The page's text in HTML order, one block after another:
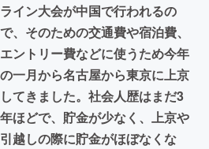
CAMPFIRE for Social Good
CAMPFIREふるさと納税
ライン大会が中国で行われるの
で、そのための交通費や宿泊費、
エントリー費などに使うため今年
の一月から名古屋から東京に上京
してきました。社会人歴はまだ3
年ほどで、貯金が少なく、上京や
引越しの際に貯金がほぼなくな